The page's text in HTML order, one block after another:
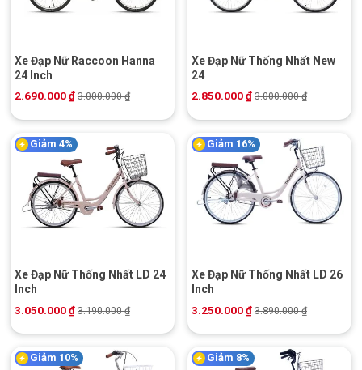
Xe Đạp Nữ Raccoon Hanna
24 Inch
2.690.000₫ 3.000.000₫
Xe Đạp Nữ Thống Nhất New
24
2.850.000₫ 3.000.000₫
Giảm 4%
Xe Đạp Nữ Thống Nhất LD 24
Inch
3.050.000₫ 3.190.000₫
Giảm 16%
Xe Đạp Nữ Thống Nhất LD 26
Inch
3.250.000₫ 3.890.000₫
Giảm 10% Giảm 8%